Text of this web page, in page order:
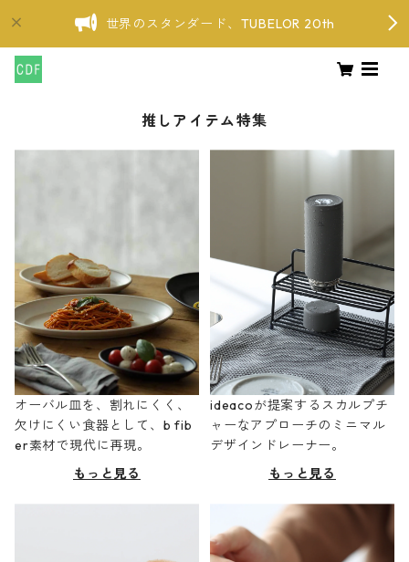
世界のスタンダード、TUBELOR 20th
推しアイテム特集
オーバル皿を、割れにくく、
欠けにくい食器として、b fib
er素材で現代に再現。
もっと見る
ideacoが提案するスカルプチ
ャーなアプローチのミニマル
デザインドレーナー。
もっと見る